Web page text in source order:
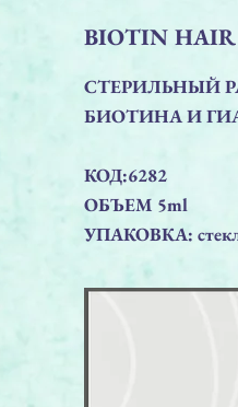
BIOTIN HAIR
СТЕРИЛЬНЫЙ
БИОТИНА И
КОД:6282
ОБЪЕМ 5ml
УПАКОВКА: